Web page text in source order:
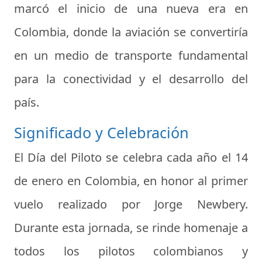
marcó el inicio de una nueva era en
Colombia, donde la aviación se convertiría
en un medio de transporte fundamental
para la conectividad y el desarrollo del
país.
Significado y Celebración
El Día del Piloto se celebra cada año el 14
de enero en Colombia, en honor al primer
vuelo realizado por Jorge Newbery.
Durante esta jornada, se rinde homenaje a
todos los pilotos colombianos y